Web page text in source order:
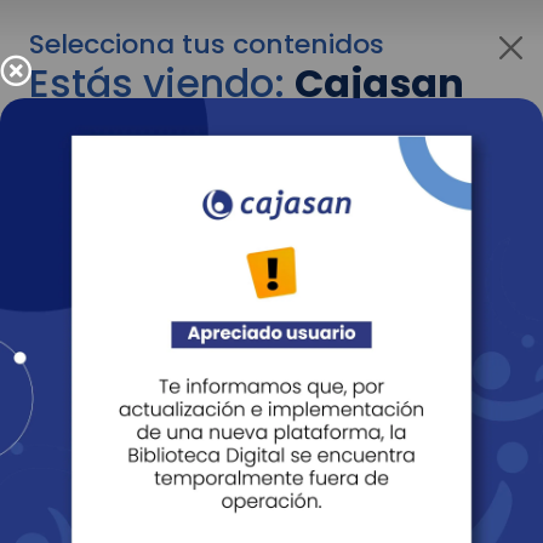
Selecciona tus contenidos
Estás viendo:Cajasan
corporativo
Para cambiar al contenido de tu interés más
adelante recuerda utilizar el menú
Entendido